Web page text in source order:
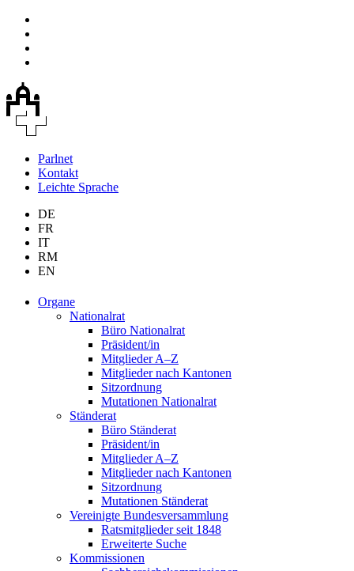
Parlnet
Kontakt
Leichte Sprache
DE
FR
IT
RM
EN
Organe
Nationalrat
Büro Nationalrat
Präsident/in
Mitglieder A–Z
Mitglieder nach Kantonen
Sitzordnung
Mutationen Nationalrat
Ständerat
Büro Ständerat
Präsident/in
Mitglieder A–Z
Mitglieder nach Kantonen
Sitzordnung
Mutationen Ständerat
Vereinigte Bundesversammlung
Ratsmitglieder seit 1848
Erweiterte Suche
Kommissionen